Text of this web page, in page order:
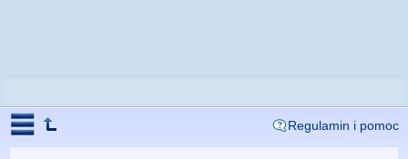
Regulamin i pomoc